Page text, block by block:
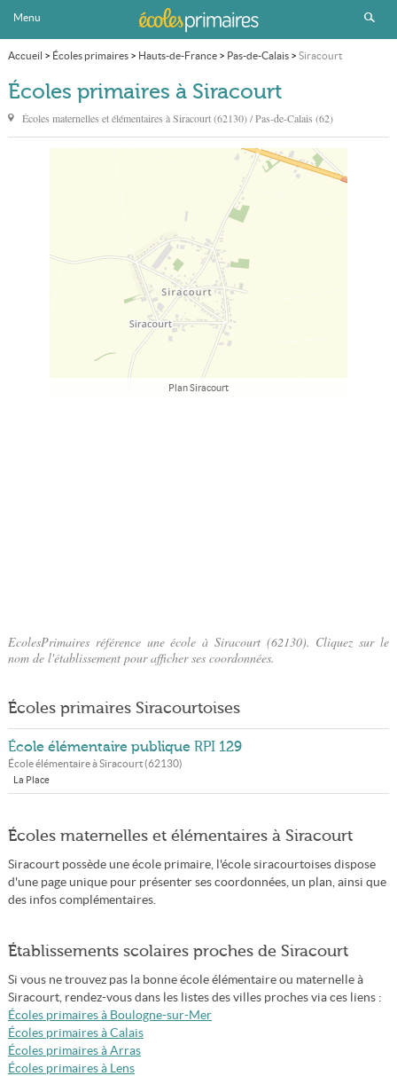
Menu
Accueil > Écoles primaires> Hauts-de-France> Pas-de-Calais> Siracourt
Écoles primaires à Siracourt
Écoles maternelles et élémentaires àSiracourt(62130) / Pas-de-Calais (62)
Plan Siracourt
EcolesPrimaires référence une école à Siracourt (62130). Cliquez sur le
nom de l'établissement pour afficher ses coordonnées.
Écoles primaires Siracourtoises
École élémentaire publique RPI 129
École élémentaire àSiracourt(62130)
La Place
Écoles maternelles et élémentaires à Siracourt
Siracourt possède une école primaire, l'école siracourtoises dispose
d'une page unique pour présenter ses coordonnées, un plan, ainsi que
des infos complémentaires.
Établissements scolaires proches de Siracourt
Si vous ne trouvez pas la bonne école élémentaire ou maternelle à
Siracourt, rendez-vous dans les listes des villes proches via ces liens :
Écoles primaires à Boulogne-sur-Mer
Écoles primaires à Calais
Écoles primaires à Arras
Écoles primaires à Lens